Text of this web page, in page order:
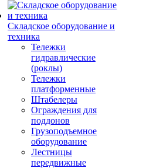
Складское оборудование и
техника
Тележки
гидравлические
(роклы)
Тележки
платформенные
Штабелеры
Ограждения для
поддонов
Грузоподъемное
оборудование
Лестницы
передвижные